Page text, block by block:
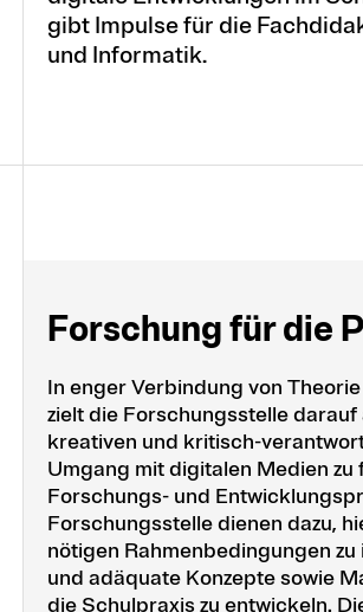
gibt Impulse für die
und Informatik.
Forschung für die
In enger Verbindung von
zielt die Forschungsstelle darauf
kreativen und kritisch-
Umgang mit digitalen Medien zu
Forschungs- und
Forschungsstelle dienen dazu,
nötigen Rahmenbedingungen
und adäquate Konzepte sowie
die Schulpraxis zu entwickeln.